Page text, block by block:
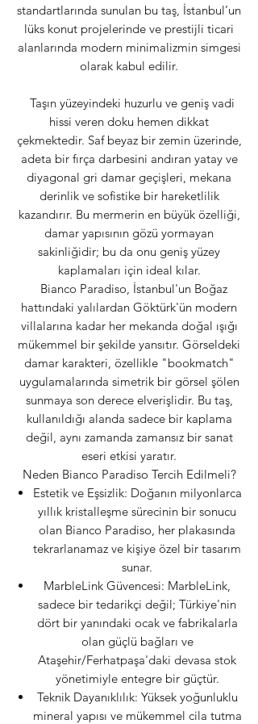
standartlarında sunulan bu taş, İstanbul’un
lüks konut projelerinde ve prestijli ticari
alanlarında modern minimalizmin simgesi
olarak kabul edilir.
Taşın yüzeyindeki huzurlu ve geniş vadi
hissi veren doku hemen dikkat
çekmektedir. Saf beyaz bir zemin üzerinde,
adeta bir fırça darbesini andıran yatay ve
diyagonal gri damar geçişleri, mekana
derinlik ve sofistike bir hareketlilik
kazandırır. Bu mermerin en büyük özelliği,
damar yapısının gözü yormayan
sakinliğidir; bu da onu geniş yüzey
kaplamaları için ideal kılar.
Bianco Paradiso, İstanbul'un Boğaz
hattındaki yalılardan Göktürk'ün modern
villalarına kadar her mekanda doğal ışığı
mükemmel bir şekilde yansıtır. Görseldeki
damar karakteri, özellikle "bookmatch"
uygulamalarında simetrik bir görsel şölen
sunmaya son derece elverişlidir. Bu taş,
kullanıldığı alanda sadece bir kaplama
değil, aynı zamanda zamansız bir sanat
eseri etkisi yaratır.
Neden Bianco Paradiso Tercih Edilmeli?
Estetik ve Eşsizlik: Doğanın milyonlarca
yıllık kristalleşme sürecinin bir sonucu
olan Bianco Paradiso, her plakasında
tekrarlanamaz ve kişiye özel bir tasarım
sunar.
MarbleLink Güvencesi: MarbleLink,
sadece bir tedarikçi değil; Türkiye'nin
dört bir yanındaki ocak ve fabrikalarla
olan güçlü bağları ve
Ataşehir/Ferhatpaşa'daki devasa stok
yönetimiyle entegre bir güçtür.
Teknik Dayanıklılık: Yüksek yoğunluklu
mineral yapısı ve mükemmel cila tutma